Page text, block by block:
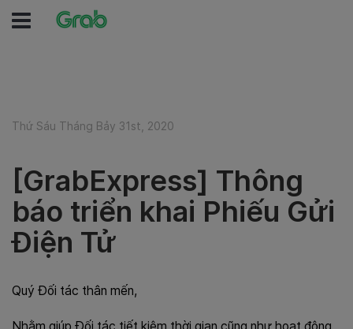
Thứ Sáu Tháng Bảy 31st, 2020
[GrabExpress] Thông
báo triển khai Phiếu Gửi
Điện Tử
Quý Đối tác thân mến,